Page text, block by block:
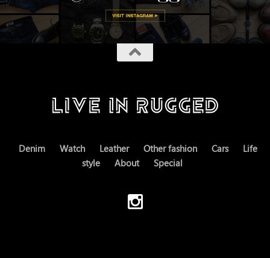
Denim Watch Leather Other fashion Cars
Life
style
About Special